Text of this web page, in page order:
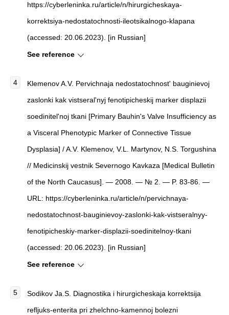
https://cyberleninka.ru/article/n/hirurgicheskaya-
korrektsiya-nedostatochnosti-ileotsikalnogo-klapana
(accessed: 20.06.2023). [in Russian]
See reference
Klemenov A.V. Pervichnaja nedostatochnost' bauginievoj
zaslonki kak vistseral'nyj fenotipicheskij marker displazii
soedinitel'noj tkani [Primary Bauhin's Valve Insufficiency as
a Visceral Phenotypic Marker of Connective Tissue
Dysplasia] / A.V. Klemenov, V.L. Martynov, N.S. Torgushina
// Medicinskij vestnik Severnogo Kavkaza [Medical Bulletin
of the North Caucasus]. — 2008. — № 2. — P. 83-86. —
URL: https://cyberleninka.ru/article/n/pervichnaya-
nedostatochnost-bauginievoy-zaslonki-kak-vistseralnyy-
fenotipicheskiy-marker-displazii-soedinitelnoy-tkani
(accessed: 20.06.2023). [in Russian]
See reference
Sodikov Ja.S. Diagnostika i hirurgicheskaja korrektsija
refljuks-enterita pri zhelchno-kamennoj bolezni